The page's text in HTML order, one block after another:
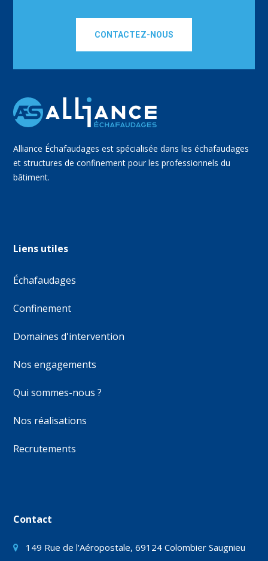
CONTACTEZ-NOUS
Alliance Échafaudages est spécialisée dans les échafaudages
et structures de confinement pour les professionnels du
bâtiment.
Liens utiles
Échafaudages
Confinement
Domaines d'intervention
Nos engagements
Qui sommes-nous ?
Nos réalisations
Recrutements
Contact
149 Rue de l'Aéropostale, 69124 Colombier Saugnieu